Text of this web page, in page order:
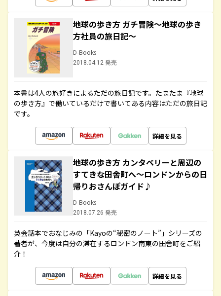
地球の歩き方 ガチ冒険～地球の歩き
方社員の旅日記～
D-Books
2018.04.12 発売
本書は4人の旅好きによるただの旅日記です。たまたま『地球
の歩き方』で働いているだけで書いてある内容はただの旅日記
です。
詳細を見る
地球の歩き方 カンタベリーと周辺の
すてきな田舎町へ～ロンドンからの日
帰りおさんぽガイド♪
D-Books
2018.07.26 発売
英会話本でおなじみの「Kayoの“秘密のノート”」シリーズの
著者が、今度は自分の滞在するロンドン南東の田舎町をご紹
介！
詳細を見る